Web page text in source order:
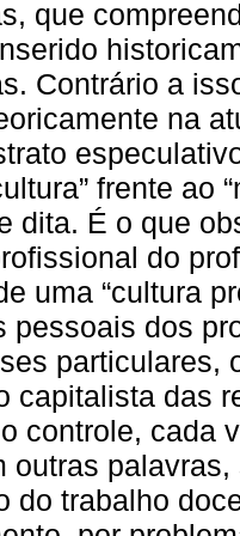
que
Contrário a
na
frente ao
dita. É o que
do
uma “cultura
pessoais dos
particulares,
capitalista das
controle, cada
outras
do trabalho